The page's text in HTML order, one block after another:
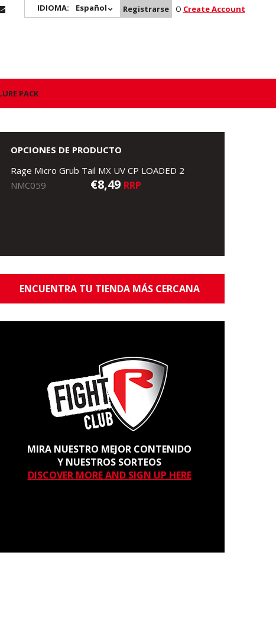
IDIOMA: Español Registrarse O Create Account
PACK
OPCIONES DE PRODUCTO
Rage Micro Grub Tail MX UV CP LOADED 2
NMC059
€8,49 RRP
ENCUENTRA TU TIENDA MÁS CERCANA
MIRA NUESTRO MEJOR CONTENIDO
Y NUESTROS SORTEOS
DISCOVER MORE AND SIGN UP HERE